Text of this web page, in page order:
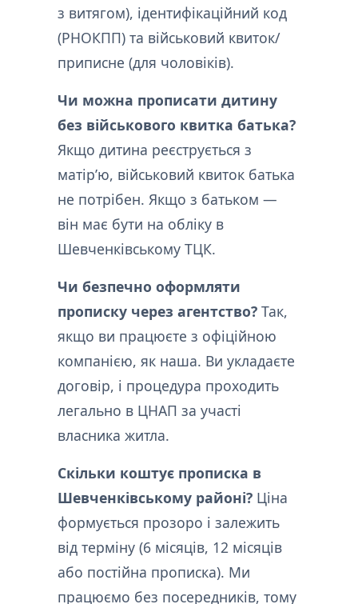
з витягом), ідентифікаційний код
(РНОКПП) та військовий квиток/
приписне (для чоловіків).
Чи можна прописати дитину
без військового квитка батька?
Якщо дитина реєструється з
матір’ю, військовий квиток батька
не потрібен. Якщо з батьком —
він має бути на обліку в
Шевченківському ТЦК.
Чи безпечно оформляти
прописку через агентство? Так,
якщо ви працюєте з офіційною
компанією, як наша. Ви укладаєте
договір, і процедура проходить
легально в ЦНАП за участі
власника житла.
Скільки коштує прописка в
Шевченківському районі? Ціна
формується прозоро і залежить
від терміну (6 місяців, 12 місяців
або постійна прописка). Ми
працюємо без посередників, тому